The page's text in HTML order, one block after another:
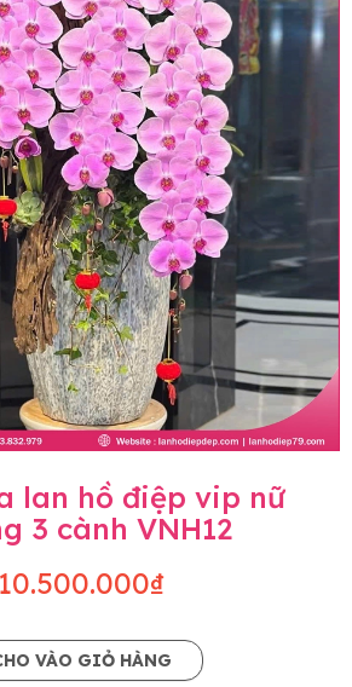
lan hồ điệp vip nữ
3 cành VNH12
10.500.000₫
VÀO GIỎ HÀNG